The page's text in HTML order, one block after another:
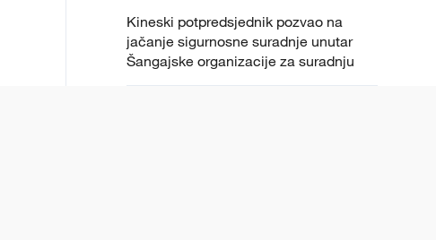
Kineski potpredsjednik pozvao na
jačanje sigurnosne suradnje unutar
Šangajske organizacije za suradnju